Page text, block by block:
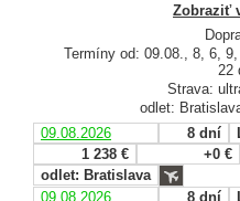
Zobraziť
Termíny od: 09.08., 8, 6,
22
Strava:
odlet:
09.08.2026
8 dní
1 238 €
+0 €
odlet: Bratislava
09.08.2026
8 dní